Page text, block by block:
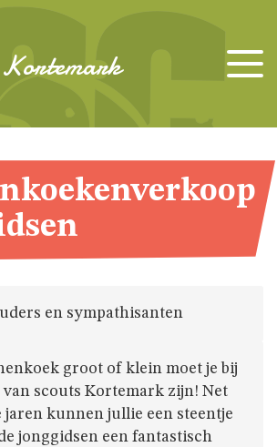
Kortemark
en sympathisanten
groot of klein moet je bij
van scouts Kortemark zijn! Net
jaren kunnen jullie een steentje
jonggidsen een fantastisch